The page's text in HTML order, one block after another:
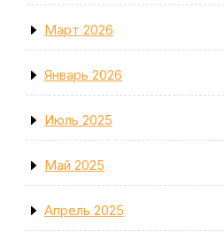
Март 2026
Январь 2026
Июль 2025
Май 2025
Апрель 2025